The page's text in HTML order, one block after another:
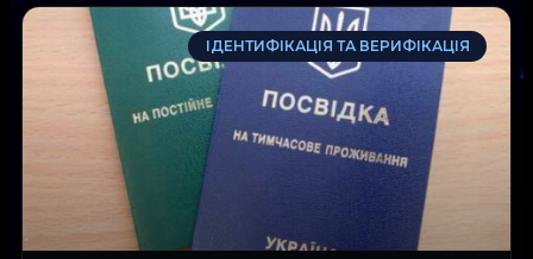
ІДЕНТИФІКАЦІЯ ТА ВЕРИФІКАЦІЯ